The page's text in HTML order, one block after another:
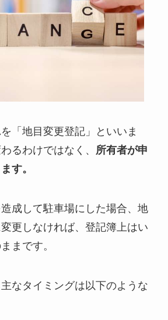
「地目変更登記」といいま
るわけではなく、 所有者が申
す。
成して駐車場にした場合、地
更しなければ、登記簿上はい
まです。
なタイミングは以下のような